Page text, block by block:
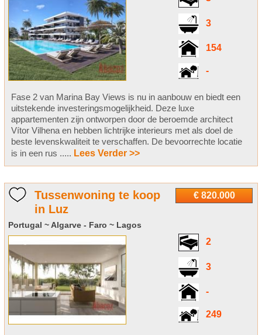
3
154
-
Fase 2 van Marina Bay Views is nu in aanbouw en biedt een
uitstekende investeringsmogelijkheid. Deze luxe
appartementen zijn ontworpen door de beroemde architect
Vítor Vilhena en hebben lichtrijke interieurs met als doel de
beste levenskwaliteit te verschaffen. De bevoorrechte locatie
is in een rus ..... Lees Verder >>
€ 820.000
Tussenwoning te koop
in Luz
Portugal ~ Algarve - Faro ~ Lagos
2
3
-
249